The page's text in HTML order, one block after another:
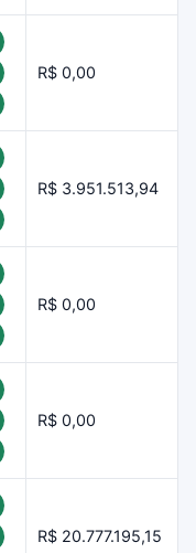
R$ 0,00
R$ 3.951.513,94
R$ 0,00
R$ 0,00
R$ 20.777.195,15